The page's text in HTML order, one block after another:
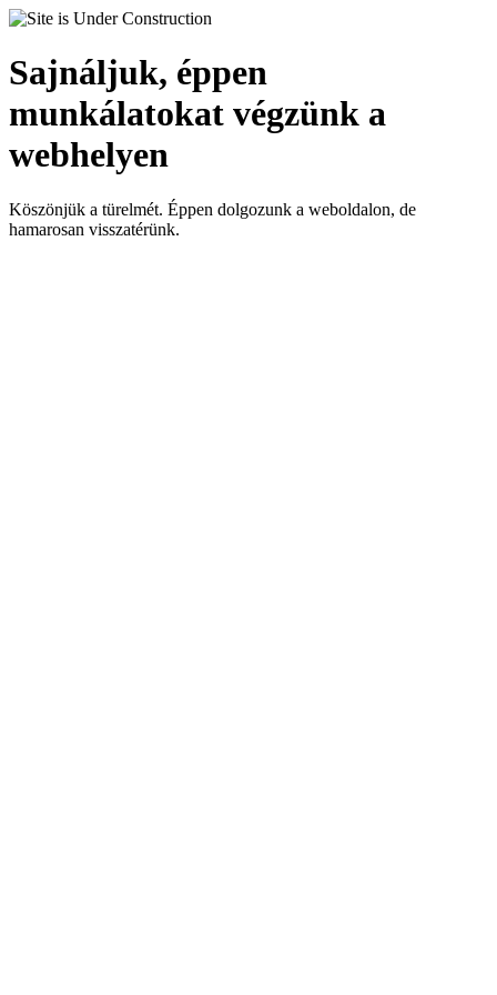
Sajnáljuk, éppen
munkálatokat végzünk a
webhelyen
Köszönjük a türelmét. Éppen dolgozunk a weboldalon, de
hamarosan visszatérünk.